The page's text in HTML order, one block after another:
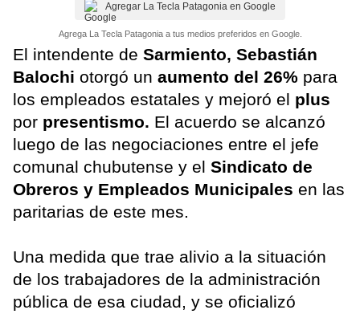
Agregar La Tecla Patagonia en Google
Agrega La Tecla Patagonia a tus medios preferidos en Google.
El intendente de Sarmiento, Sebastián
Balochi otorgó un aumento del 26% para
los empleados estatales y mejoró el plus
por presentismo. El acuerdo se alcanzó
luego de las negociaciones entre el jefe
comunal chubutense y el Sindicato de
Obreros y Empleados Municipales en las
paritarias de este mes.
Una medida que trae alivio a la situación
de los trabajadores de la administración
pública de esa ciudad, y se oficializó